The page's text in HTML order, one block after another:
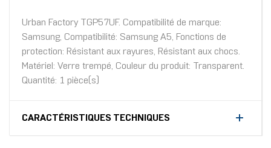
Urban Factory TGP57UF. Compatibilité de marque:
Samsung, Compatibilité: Samsung A5, Fonctions de
protection: Résistant aux rayures, Résistant aux chocs.
Matériel: Verre trempé, Couleur du produit: Transparent.
Quantité: 1 pièce(s)
CARACTÉRISTIQUES TECHNIQUES